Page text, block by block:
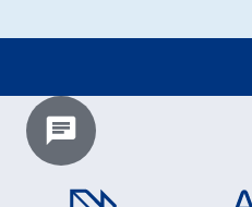
Chatbot laden?